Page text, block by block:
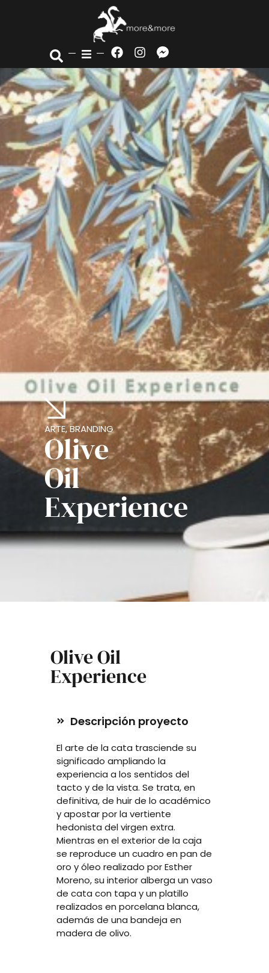
ARTE, BRANDING
Olive
Oil
Experience
Olive Oil
Experience
Descripción proyecto
El arte de la cata trasciende su
significado ampliando la
experiencia a los sentidos del
tacto y de la vista. Se trata, en
definitiva, de huir de lo académico
y apostar por la vertiente
hedonista del virgen extra.
Mientras en el exterior de la caja
se reproduce un cuadro en pan de
oro y óleo realizado por Esther
Moreno, su interior alberga un vaso
de cata con tapa y un platillo
realizados en porcelana blanca,
además de una bandeja en
madera de olivo.